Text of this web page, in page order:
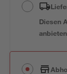
Diesen